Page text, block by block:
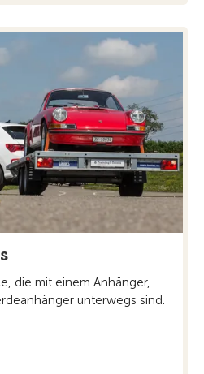
die mit einem Anhänger,
unterwegs sind.